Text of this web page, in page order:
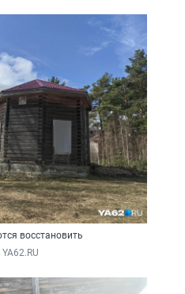
восстановить